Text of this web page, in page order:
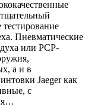
тестирование
Пневматические
или РСР-
а и в
Jaeger как
с